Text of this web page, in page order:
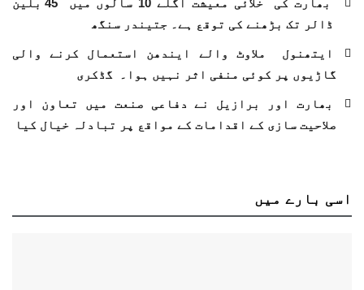
ڈالر تک بڑھنے کی توقع ہے۔ جتیندر سنگھ
ایتھنول ملاوٹ والے ایندھن استعمال کرنے والی
گاڑیوں پر کوئی منفی اثر نہیں ہوا۔ گڈکری
بھارت اور برازیل نے دفاعی صنعت میں تعاون اور
صلاحیت سازی کے اقدامات کے مواقع پر تبادلہ خیال کیا
اسی بارے میں